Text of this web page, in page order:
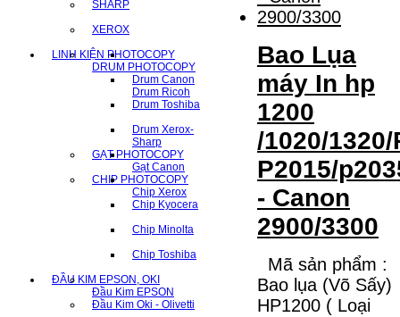
SHARP
XEROX
LINH KIỆN PHOTOCOPY
DRUM PHOTOCOPY
Drum Canon
Drum Ricoh
Drum Toshiba
Drum Xerox-
Sharp
GẠT PHOTOCOPY
Gạt Canon
CHIP PHOTOCOPY
Chip Xerox
Chip Kyocera
Chip Minolta
Chip Toshiba
ĐẦU KIM EPSON, OKI
Đầu Kim EPSON
Đầu Kim Oki - Olivetti
Bao Lụa
máy In hp
1200
/1020/1320/
P2015/
- Canon
2900/3300
Mã sản phẩm :
Bao lụa (Võ Sấy)
HP1200 ( Loại